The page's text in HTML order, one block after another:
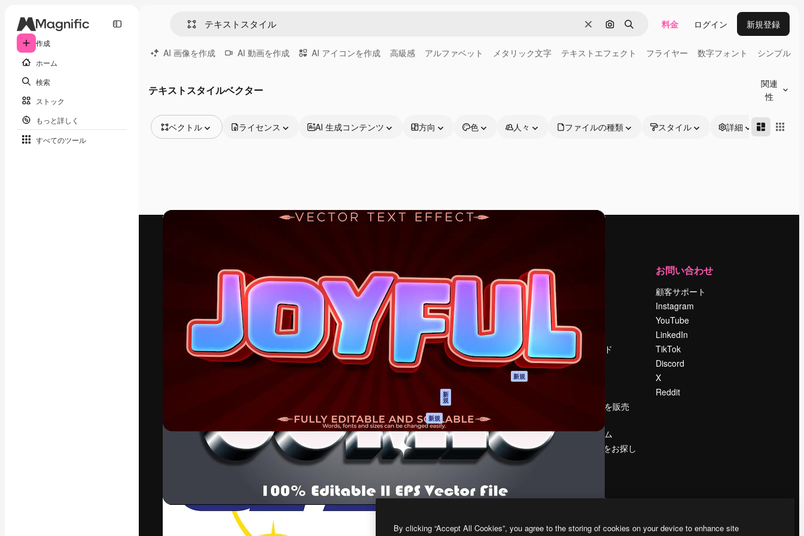
作成
ホーム
検索
ストック
もっと詳しく
すべてのツール
消去 画像で検索
検索 料金 ログイン 新規登録
AI 画像を作成 AI 動画を作成 AI アイコンを作成 高級感 アルファベット メタリック文字 テキストエフェクト フライヤー 数字フォント シンプル
テキストスタイルベクター
関連
性
ベクトル
動画
ライセンス AI 生成コンテンツ 方向 色 人々 ファイルの種類 スタイル 詳細
最高のクリエイティブ制作を導くためのプラ
ットフォーム。クリエイター、企業、代理
店、スタジオを含む100万人以上が利用して
います。
日本語
製品
Spaces
AI アシスタント
AI 画像生成ツール
AI 動画生成ツール
AI 音声合成ツール
ストックコンテン
新
規
エージェント 新規
API
モバイルアプリ
すべてのMagnificツ
Academy
ドキュメント
サポート
利用規約
プライバシーポリ
シー
オリジナル
新規
アフィリエイト
法人向け
採用情報
検索トレンド
ブログ
コンテンツを販売
プレスルーム
magnific.aiをお探し
お問い合わせ
顧客サポート
Instagram
YouTube
LinkedIn
TikTok
Discord
X
Reddit
Copyright © 2010-2026Freepik Company S.L.U.無断複写・転載を禁じます
By clicking “Accept All Cookies”, you agree to the storing of cookies on your device to enhance site